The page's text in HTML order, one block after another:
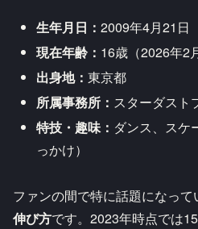
生年月日：2009年4月21日
現在年齢： 16歳（2026年2
出身地：東京都
所属事務所： スターダスト
特技・趣味： ダンス、スケ
っかけ）
ファンの間で特に話題になっ
伸び方です。2023年時点では